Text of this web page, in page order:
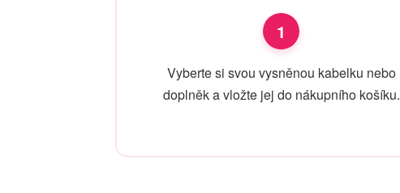
1
Vyberte si svou vysněnou kabelku nebo
doplněk a vložte jej do nákupního košíku.